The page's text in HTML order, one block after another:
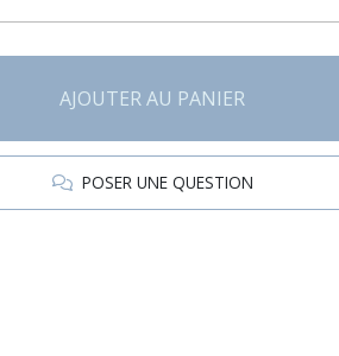
AJOUTER AU PANIER
POSER UNE QUESTION